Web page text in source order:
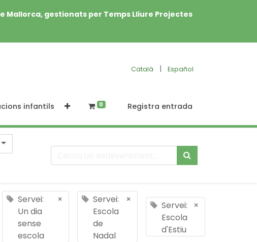
gestionats per Temps Lliure Projectes
Català | Español
infantils 0 Registra entrada
Servei:
Un dia
sense
escola
×
Servei:
Escola
de
Nadal
×
Servei:
Escola
d'Estiu
×